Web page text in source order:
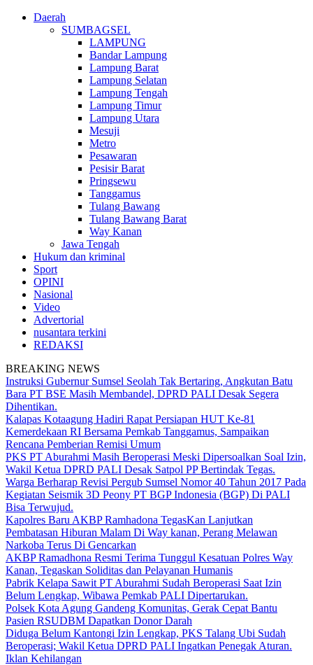
Daerah
SUMBAGSEL
LAMPUNG
Bandar Lampung
Lampung Barat
Lampung Selatan
Lampung Tengah
Lampung Timur
Lampung Utara
Mesuji
Metro
Pesawaran
Pesisir Barat
Pringsewu
Tanggamus
Tulang Bawang
Tulang Bawang Barat
Way Kanan
Jawa Tengah
Hukum dan kriminal
Sport
OPINI
Nasional
Video
Advertorial
nusantara terkini
REDAKSI
BREAKING NEWS
Instruksi Gubernur Sumsel Seolah Tak Bertaring, Angkutan Batu
Bara PT BSE Masih Membandel, DPRD PALI Desak Segera
Dihentikan.
Kalapas Kotaagung Hadiri Rapat Persiapan HUT Ke-81
Kemerdekaan RI Bersama Pemkab Tanggamus, Sampaikan
Rencana Pemberian Remisi Umum
PKS PT Aburahmi Masih Beroperasi Meski Dipersoalkan Soal Izin,
Wakil Ketua DPRD PALI Desak Satpol PP Bertindak Tegas.
Warga Berharap Revisi Pergub Sumsel Nomor 40 Tahun 2017 Pada
Kegiatan Seismik 3D Peony PT BGP Indonesia (BGP) Di PALI
Bisa Terwujud.
Kapolres Baru AKBP Ramhadona TegasKan Lanjutkan
Pembatasan Hiburan Malam Di Way kanan, Perang Melawan
Narkoba Terus Di Gencarkan
AKBP Ramadhona Resmi Terima Tunggul Kesatuan Polres Way
Kanan, Tegaskan Soliditas dan Pelayanan Humanis
Pabrik Kelapa Sawit PT Aburahmi Sudah Beroperasi Saat Izin
Belum Lengkap, Wibawa Pemkab PALI Dipertarukan.
Polsek Kota Agung Gandeng Komunitas, Gerak Cepat Bantu
Pasien RSUDBM Dapatkan Donor Darah
Diduga Belum Kantongi Izin Lengkap, PKS Talang Ubi Sudah
Beroperasi; Wakil Ketua DPRD PALI Ingatkan Penegak Aturan.
Iklan Kehilangan